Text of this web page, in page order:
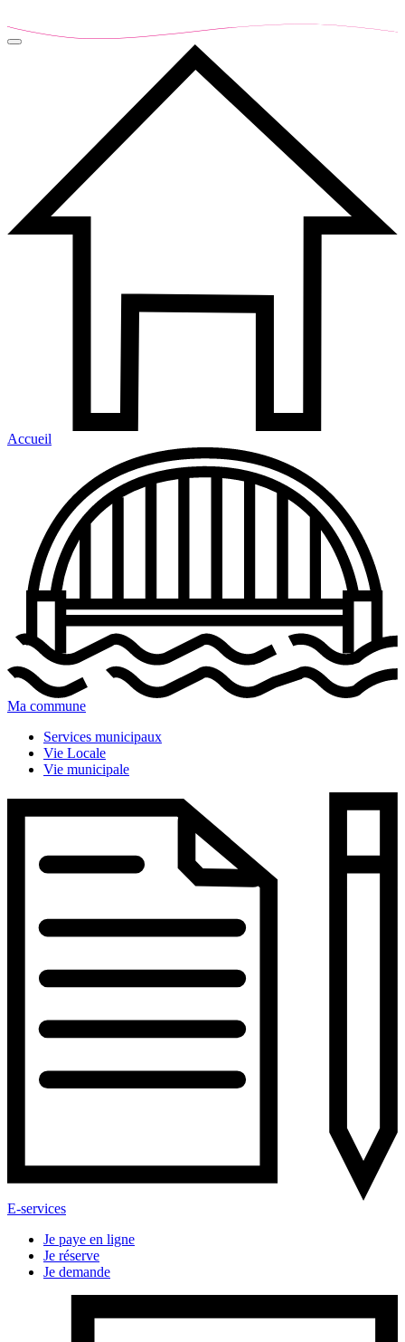
Accueil
Ma commune
Services municipaux
Vie Locale
Vie municipale
E-services
Je paye en ligne
Je réserve
Je demande